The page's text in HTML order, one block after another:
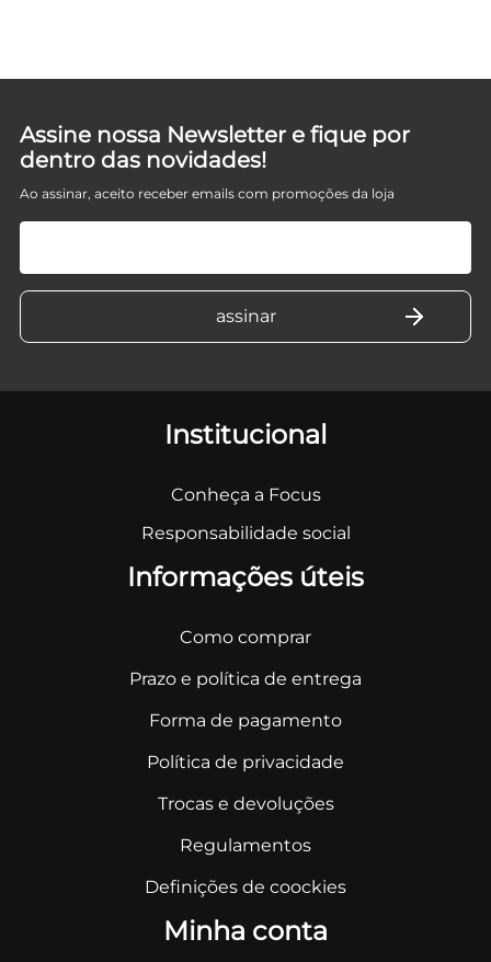
Assine nossa Newsletter e fique por
dentro das novidades!
Ao assinar, aceito receber emails com promoções da loja
Institucional
Conheça a Focus
Responsabilidade social
Informações úteis
Como comprar
Prazo e política de entrega
Forma de pagamento
Política de privacidade
Trocas e devoluções
Regulamentos
Definições de coockies
Minha conta